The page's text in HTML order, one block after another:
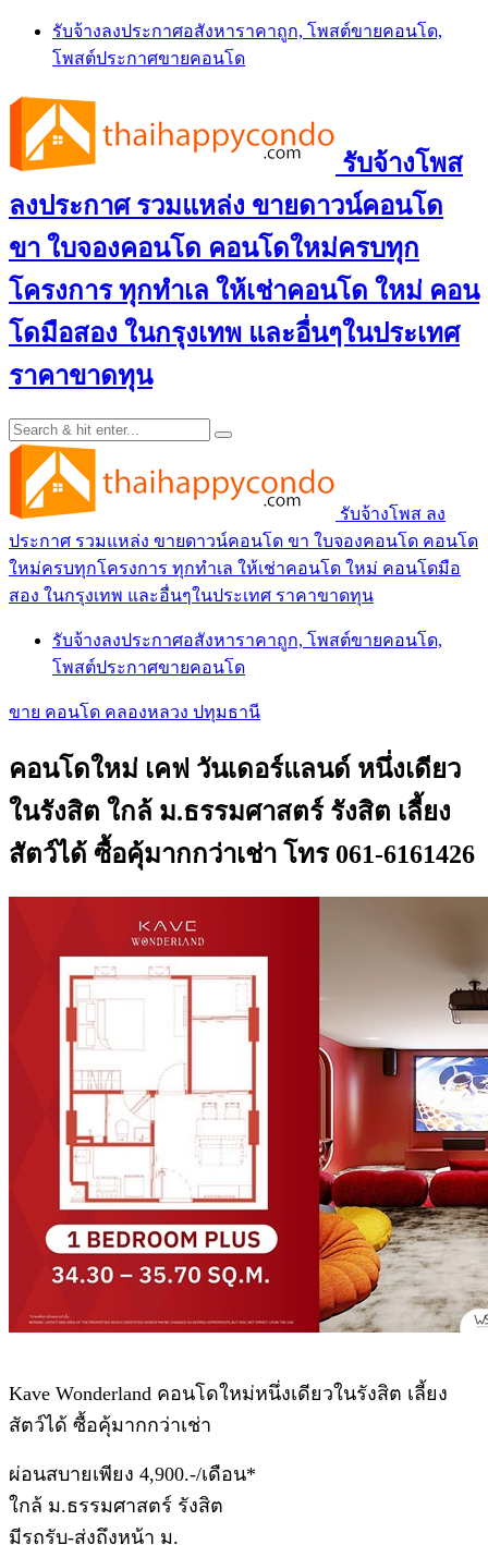
Skip
content
รับจ้างลงประกาศอสังหาราคาถูก, โพสต์ขายคอนโด,
โพสต์ประกาศขายคอนโด
รับจ้างโพส
ลงประกาศ รวมแหล่ง ขายดาวน์คอนโด
ขา ใบจองคอนโด คอนโดใหม่ครบทุก
โครงการ ทุกทำเล ให้เช่าคอนโด ใหม่ คอน
โดมือสอง ในกรุงเทพ และอื่นๆในประเทศ
ราคาขาดทุน
รับจ้างโพส ลง
ประกาศ รวมแหล่ง ขายดาวน์คอนโด ขา ใบจองคอนโด คอนโด
ใหม่ครบทุกโครงการ ทุกทำเล ให้เช่าคอนโด ใหม่ คอนโดมือ
สอง ในกรุงเทพ และอื่นๆในประเทศ ราคาขาดทุน
รับจ้างลงประกาศอสังหาราคาถูก, โพสต์ขายคอนโด,
โพสต์ประกาศขายคอนโด
ขาย คอนโด คลองหลวง ปทุมธานี
คอนโดใหม่ เคฟ วันเดอร์แลนด์ หนึ่งเดียว
ในรังสิต ใกล้ ม.ธรรมศาสตร์ รังสิต เลี้ยง
สัตว์ได้ ซื้อคุ้มากกว่าเช่า โทร 061-6161426
Kave Wonderland คอนโดใหม่หนึ่งเดียวในรังสิต เลี้ยง
สัตว์ได้ ซื้อคุ้มากกว่าเช่า
ผ่อนสบายเพียง 4,900.-/เดือน*
ใกล้ ม.ธรรมศาสตร์ รังสิต
มีรถรับ-ส่งถึงหน้า ม.